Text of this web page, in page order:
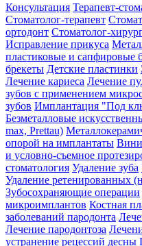
Консультация Терапевт-
Cтоматолог-терапевт
ортодонт Стоматолог-
Исправление прикуса
пластиковые и сапфировые
брекеты Детские пластинки
Лечение кариеса Лечение
зубов с применением
зубов Имплантация "Под
Безметалловые
max, Prettau)
опорой на имплантаты
и условно-съемное
стоматология Удаление зуба
Удаление ретенированных
Зубосохраняющие операции
микроимплантов Костная
заболеваний пародонта
Лечение пародонтоза
устранение рецессий десны